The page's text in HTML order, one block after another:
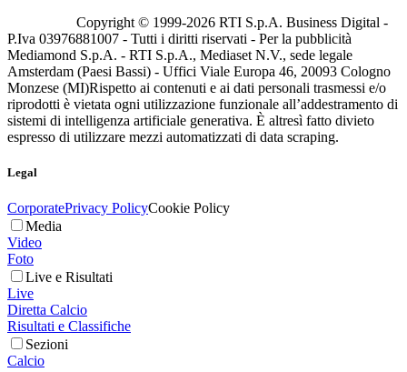
Copyright © 1999-2026 RTI S.p.A. Business Digital -
P.Iva 03976881007 - Tutti i diritti riservati - Per la pubblicità
Mediamond S.p.A. - RTI S.p.A., Mediaset N.V., sede legale
Amsterdam (Paesi Bassi) - Uffici Viale Europa 46, 20093 Cologno
Monzese (MI)Rispetto ai contenuti e ai dati personali trasmessi e/o
riprodotti è vietata ogni utilizzazione funzionale all’addestramento di
sistemi di intelligenza artificiale generativa. È altresì fatto divieto
espresso di utilizzare mezzi automatizzati di data scraping.
Legal
CorporatePrivacy PolicyCookie Policy
Media
Video
Foto
Live e Risultati
Live
Diretta Calcio
Risultati e Classifiche
Sezioni
Calcio